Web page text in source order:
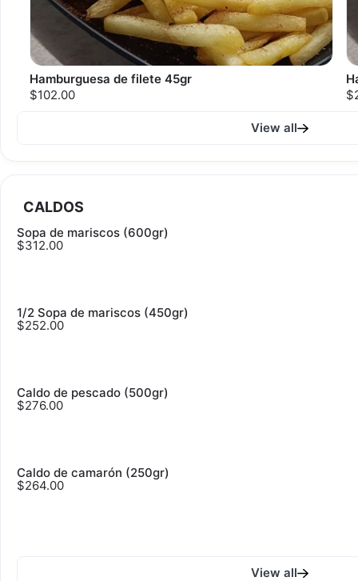
Hamburguesa de filete 45gr
$102.00
View all
CALDOS
Sopa de mariscos (600gr)
$312.00
1/2 Sopa de mariscos (450gr)
$252.00
Caldo de pescado (500gr)
$276.00
Caldo de camarón (250gr)
$264.00
View all